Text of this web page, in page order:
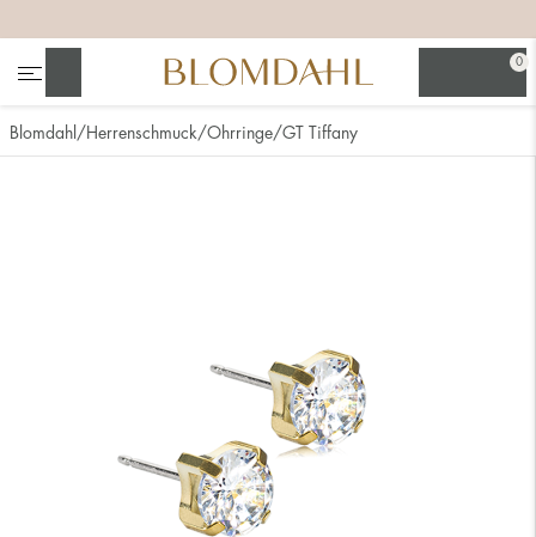
0
Blomdahl Herrenschmuck Ohrringe GT Tiffany